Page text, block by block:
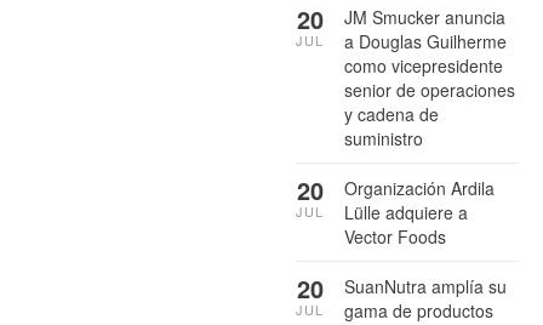
JM Smucker anuncia
a Douglas Guilherme
como vicepresidente
senior de operaciones
y cadena de
suministro
20
JUL
Organización Ardila
Lülle adquiere a
Vector Foods
20
JUL
SuanNutra amplía su
gama de productos
20
JUL